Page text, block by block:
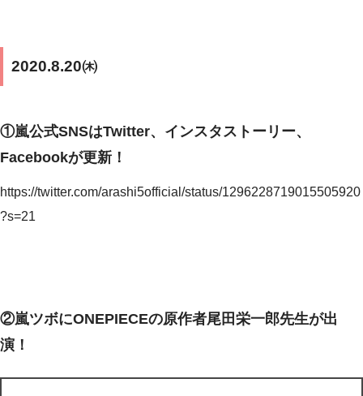
2020.8.20㈭
①嵐公式SNSはTwitter、インスタストーリー、
Facebookが更新！
https://twitter.com/arashi5official/status/1296228719015505920
?s=21
②嵐ツボにONEPIECEの原作者尾田栄一郎先生が出
演！